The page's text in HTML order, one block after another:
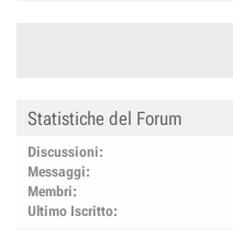
Statistiche del Forum
Discussioni
Messaggi
Membri
Ultimo Iscritto